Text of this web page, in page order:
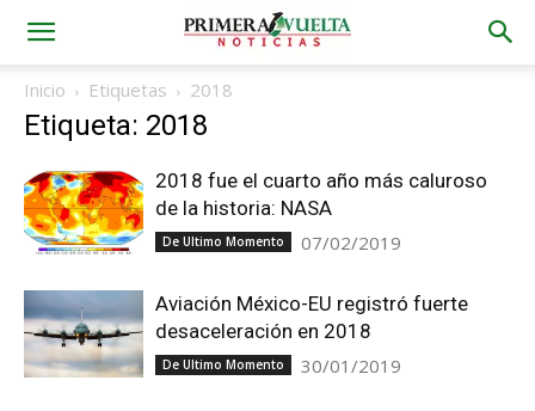
Inicio Etiquetas 2018
Etiqueta: 2018
2018 fue el cuarto año más caluroso
de la historia: NASA
De Ultimo Momento 07/02/2019
Aviación México-EU registró fuerte
desaceleración en 2018
De Ultimo Momento 30/01/2019